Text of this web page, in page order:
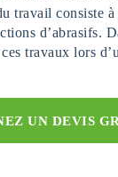
travail consiste
d’abrasifs.
travaux lors
UN DEVIS